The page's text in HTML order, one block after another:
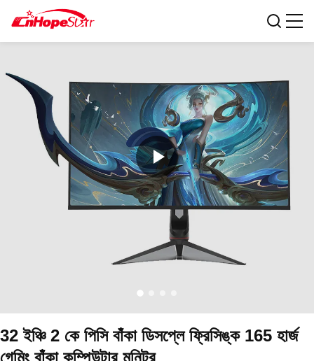
32 ইঞ্চি 2 কে পিসি বাঁকা ডিসপ্লে ফ্রিসিঙ্ক 165 হার্জ
গেমিং বাঁকা কম্পিউটার মনিটর